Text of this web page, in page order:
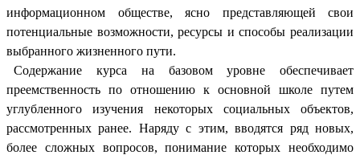
информационном обществе, ясно представляющей свои
потенциальные возможности, ресурсы и способы реализации
выбранного жизненного пути.
Содержание курса на базовом уровне обеспечивает
преемственность по отношению к основной школе путем
углубленного изучения некоторых социальных объектов,
рассмотренных ранее. Наряду с этим, вводятся ряд новых,
более сложных вопросов, понимание которых необходимо